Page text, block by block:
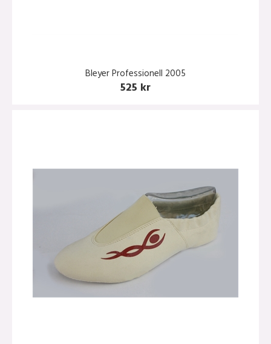
Bleyer Professionell 2005
525 kr